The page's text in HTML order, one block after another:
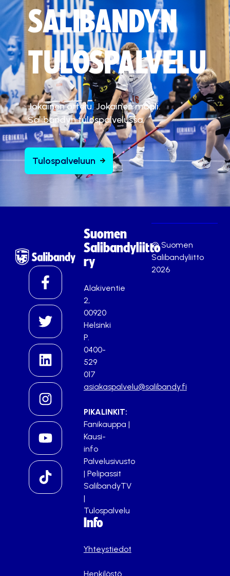
SALIBANDYN
TULOSPALVELU
Jokainen ottelu. Jokainen maali.
Salibandyn tulospalvelussa.
Tulospalveluun
Suomen
Salibandyliitto
ry
Alakiventie
2,
00920
Helsinki
P.
0400-
529
017
asiakaspalvelu@salibandy.fi
PIKALINKIT:
Fanikauppa |
Kausi-
info
Palvelusivusto
| Pelipassit
SalibandyTV
|
Tulospalvelu
Info
Yhteystiedot
Henkilöstö
© Suomen
Salibandyliitto
2026